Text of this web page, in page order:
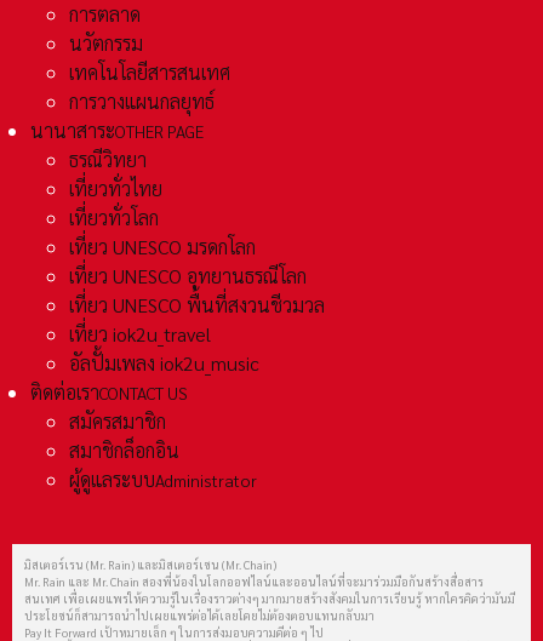
การตลาด
นวัตกรรม
เทคโนโลยีสารสนเทศ
การวางแผนกลยุทธ์
นานาสาระOTHER PAGE
ธรณีวิทยา
เที่ยวทั่วไทย
เที่ยวทั่วโลก
เที่ยว UNESCO มรดกโลก
เที่ยว UNESCO อุทยานธรณีโลก
เที่ยว UNESCO พื้นที่สงวนชีวมวล
เที่ยว iok2u_travel
อัลปั้มเพลง iok2u_music
ติดต่อเราCONTACT US
สมัครสมาชิก
สมาชิกล็อกอิน
ผู้ดูแลระบบAdministrator
มิสเตอร์เรน (Mr. Rain) และมิสเตอร์เชน (Mr. Chain)
Mr. Rain และ Mr. Chain สองพี่น้องในโลกออฟไลน์และออนไลน์ที่จะมาร่วมมือกันสร้างสื่อสาร
สนเทศ เพื่อเผยแพร่ให้ความรู้ในเรื่องราวต่างๆ มากมายสร้างสังคมในการเรียนรู้ หากใครคิดว่ามันมี
ประโยชน์ก็สามารถนำไปเผยแพร่ต่อได้เลยโดยไม่ต้องตอบแทนกลับมา
Pay It Forward เป้าหมายเล็ก ๆ ในการส่งมอบความดีต่อ ๆ ไป